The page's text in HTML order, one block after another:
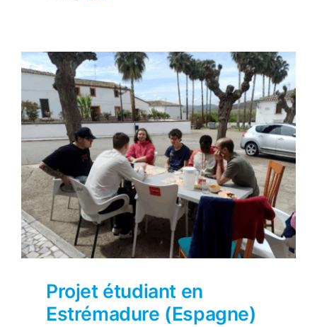
Projet étudiant en
Estrémadure (Espagne)